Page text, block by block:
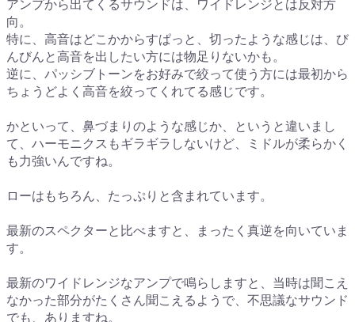
アンプから出てくるサウンドは、ワイドレンジとは反対方
向。
特に、高音はどこかからすぱっと、切ったような感じは、び
んびんと高音を出したい方には物足りないかも。
逆に、パッシブトーンをお好みで絞って使う方には最初から
ちょうどよく高音を絞ってくれてる感じです。
かといって、鼻づまりのような感じか、というと違いまし
て、ハーモニクスもギラギラしないけど、ミドルが柔らかく
も力強いんですね。
ローはもちろん、たっぷりと含まれています。
最新のスペクターと比べますと、まったく真逆を向いていま
す。
最新のワイドレンジなアンプで鳴らしますと、当時は聞こえ
なかった部分がたくさん聞こえるようで、不思議なサウンド
でも、ありますね。